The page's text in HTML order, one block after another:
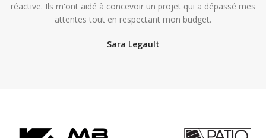
réactive. Ils m'ont aidé à concevoir un projet qui a dépassé mes
attentes tout en respectant mon budget.
Sara Legault